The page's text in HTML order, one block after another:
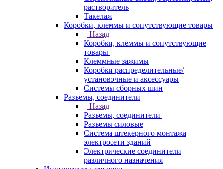
растворитель
Такелаж
Коробки, клеммы и сопутствующие товары
Назад
Коробки, клеммы и сопутствующие
товары
Клеммные зажимы
Коробки распределительные/
установочные и аксессуары
Системы сборных шин
Разъемы, соединители
Назад
Разъемы, соединители
Разъемы силовые
Система штекерного монтажа
электросети зданий
Электрические соединители
различного назначения